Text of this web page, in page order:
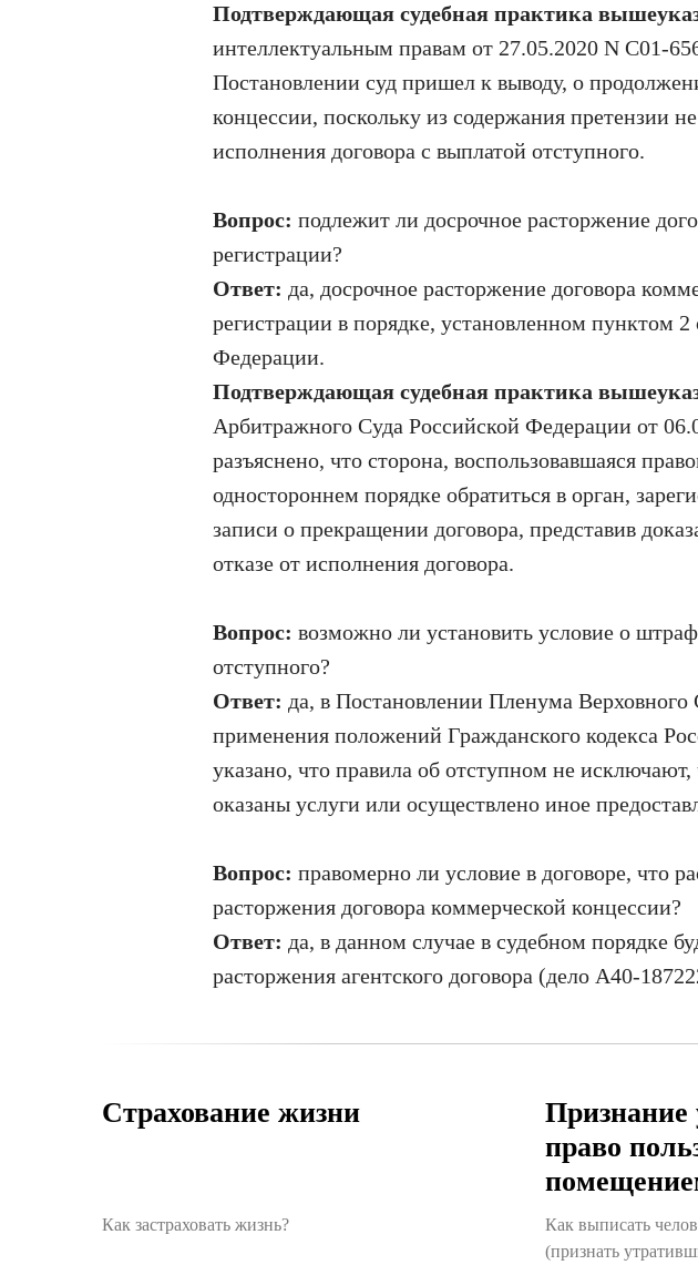
Подтверждающая судебная практика
интеллектуальным правам от 27.05.2020 N С01-
Постановлении суд пришел к выводу, о
концессии, поскольку из содержания претензии
исполнения договора с выплатой отступного.
Вопрос: подлежит ли досрочное расторжение
регистрации?
Ответ: да, досрочное расторжение договора
регистрации в порядке, установленном пунктом
Федерации.
Подтверждающая судебная практика
Арбитражного Суда Российской Федерации от
разъяснено, что сторона, воспользовавшаяся
одностороннем порядке обратиться в орган,
записи о прекращении договора, представив
отказе от исполнения договора.
Вопрос: возможно ли установить условие о
отступного?
Ответ: да, в Постановлении Пленума
применения положений Гражданского кодекса
указано, что правила об отступном не
оказаны услуги или осуществлено иное
Вопрос: правомерно ли условие в договоре, что
расторжения договора коммерческой концессии?
Ответ: да, в данном случае в судебном порядке
расторжения агентского договора (дело А40-
Страхование жизни
Как застраховать жизнь?
право
Как выписать
(признать